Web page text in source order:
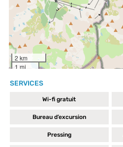
SERVICES
Wi-fi gratuit
Bureau d’excursion
Pressing